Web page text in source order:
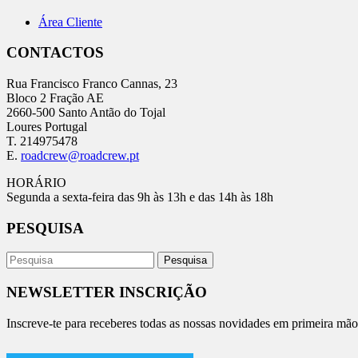
Área Cliente
CONTACTOS
Rua Francisco Franco Cannas, 23
Bloco 2 Fração AE
2660-500 Santo Antão do Tojal
Loures Portugal
T. 214975478
E. roadcrew@roadcrew.pt
HORÁRIO
Segunda a sexta-feira das 9h às 13h e das 14h às 18h
PESQUISA
NEWSLETTER INSCRIÇÃO
Inscreve-te para receberes todas as nossas novidades em primeira